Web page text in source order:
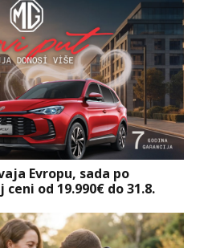
Evropu, sada po
od 19.990€ do 31.8.